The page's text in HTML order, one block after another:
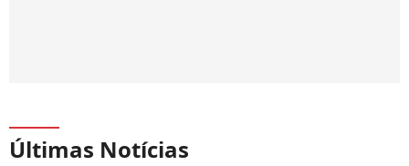
Últimas Notícias